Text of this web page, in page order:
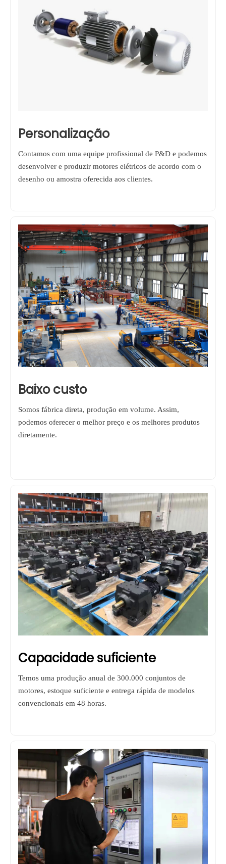
Personalização
Contamos com uma equipe profissional de P&D e podemos
desenvolver e produzir motores elétricos de acordo com o
desenho ou amostra oferecida aos clientes.
Baixo custo
Somos fábrica direta, produção em volume. Assim,
podemos oferecer o melhor preço e os melhores produtos
diretamente.
Capacidade suficiente
Temos uma produção anual de 300.000 conjuntos de
motores, estoque suficiente e entrega rápida de modelos
convencionais em 48 horas.